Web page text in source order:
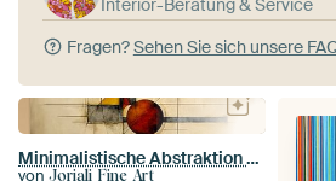
Interior-Beratung & Service
Fragen?Sehen Sie sich unsere
Minimalistische Abstraktion – Roter Ocker und Sandkunst
von Joriali Fine Art